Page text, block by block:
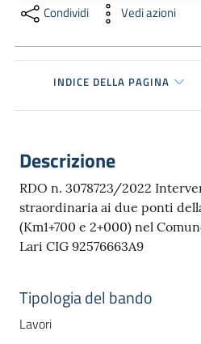
su
Condividi Vedi azioni
INDICE DELLA PAGINA
Descrizione
RDO n. 3078723/2022
straordinaria ai due ponti
(Km1+700 e 2+000) nel
Lari CIG 92576663A9
Tipologia del bando
Lavori